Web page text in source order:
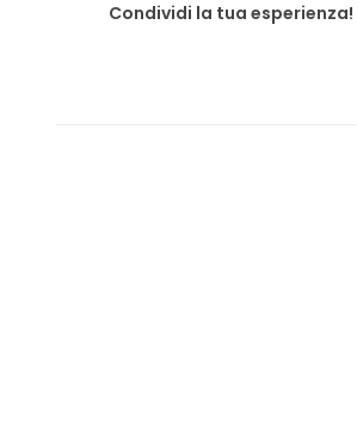
Condividi la tua esperienza!